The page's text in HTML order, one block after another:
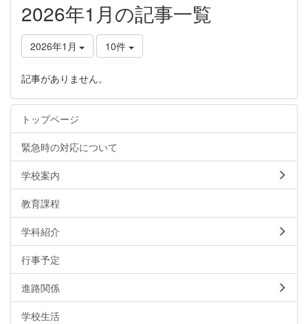
2026年1月の記事一覧
2026年1月 10件
記事がありません。
トップページ
緊急時の対応について
学校案内
教育課程
学科紹介
行事予定
進路関係
学校生活